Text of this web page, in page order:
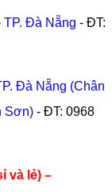
TP. Đà Nẵng - ĐT:
Đà Nẵng (Chân
Sơn) - ĐT: 0968
và lẻ) –